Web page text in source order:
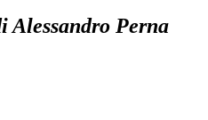
Alessandro Perna